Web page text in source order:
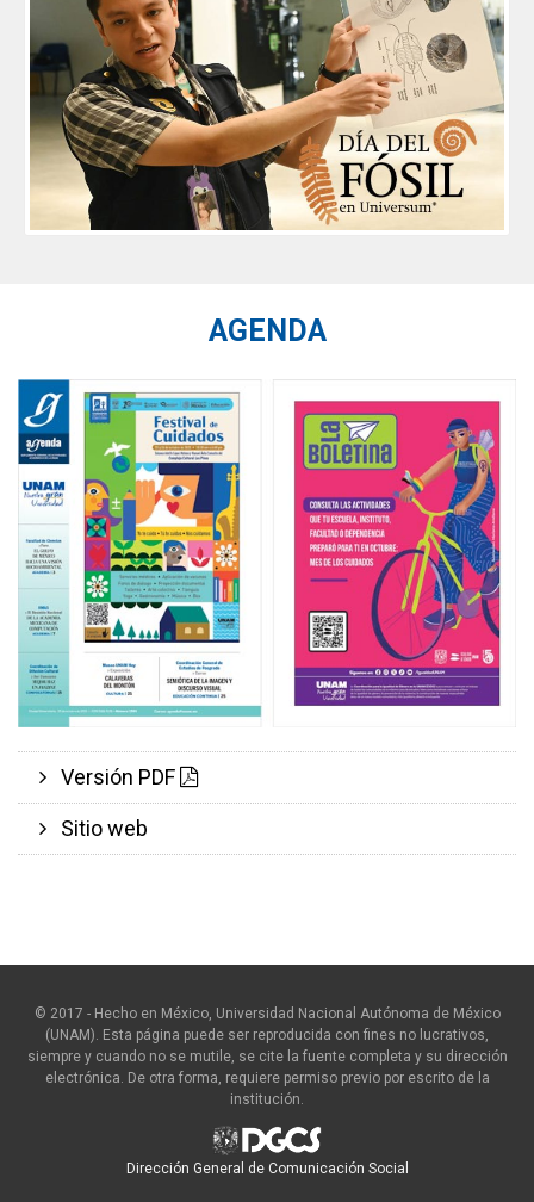
AGENDA
Versión PDF
Sitio web
© 2017 - Hecho en México, Universidad Nacional Autónoma de México
(UNAM). Esta página puede ser reproducida con fines no lucrativos,
siempre y cuando no se mutile, se cite la fuente completa y su dirección
electrónica. De otra forma, requiere permiso previo por escrito de la
institución.
Dirección General de Comunicación Social